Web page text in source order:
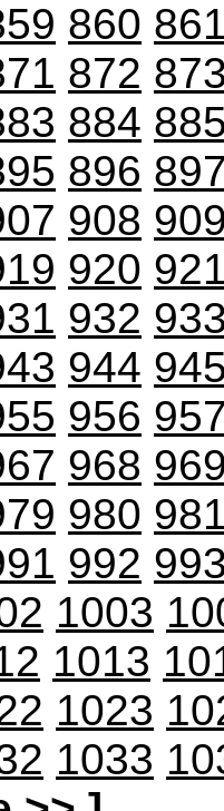
860
872
884
896
908
920
932
944
956
968
980
992
1003
1013
1023
1033